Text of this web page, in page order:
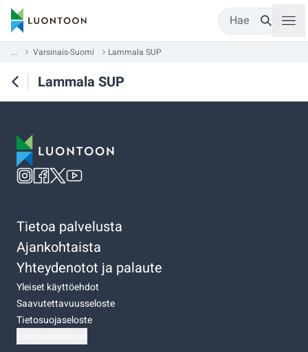
Hae
... Varsinais-Suomi Lammala SUP
Lammala SUP
Tietoa palvelusta
Ajankohtaista
Yhteydenotot ja palaute
Yleiset käyttöehdot
Saavutettavuusseloste
Tietosuojaseloste